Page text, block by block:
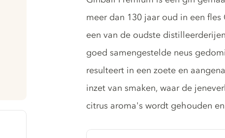
meer dan 130 jaar oud in een
een van de oudste
goed samengestelde neus
resulteert in een zoete en
inzet van smaken, waar de
citrus aroma's wordt gehouden